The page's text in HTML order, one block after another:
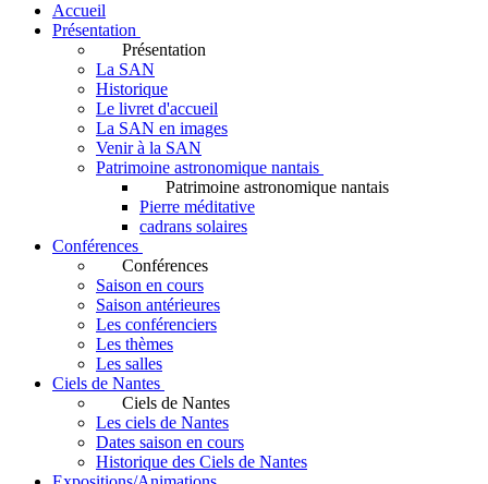
Accueil
Présentation
Présentation
La SAN
Historique
Le livret d'accueil
La SAN en images
Venir à la SAN
Patrimoine astronomique nantais
Patrimoine astronomique nantais
Pierre méditative
cadrans solaires
Conférences
Conférences
Saison en cours
Saison antérieures
Les conférenciers
Les thèmes
Les salles
Ciels de Nantes
Ciels de Nantes
Les ciels de Nantes
Dates saison en cours
Historique des Ciels de Nantes